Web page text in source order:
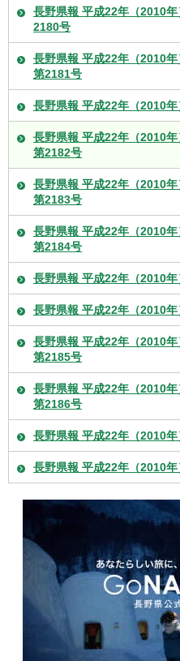
長野県報 平成22年（2010
2180号
長野県報 平成22年（2010
第2181号
長野県報 平成22年（2010
長野県報 平成22年（2010
第2182号
長野県報 平成22年（2010
第2183号
長野県報 平成22年（2010
第2184号
長野県報 平成22年（2010
長野県報 平成22年（2010
長野県報 平成22年（2010
第2185号
長野県報 平成22年（2010
第2186号
長野県報 平成22年（2010
長野県報 平成22年（2010